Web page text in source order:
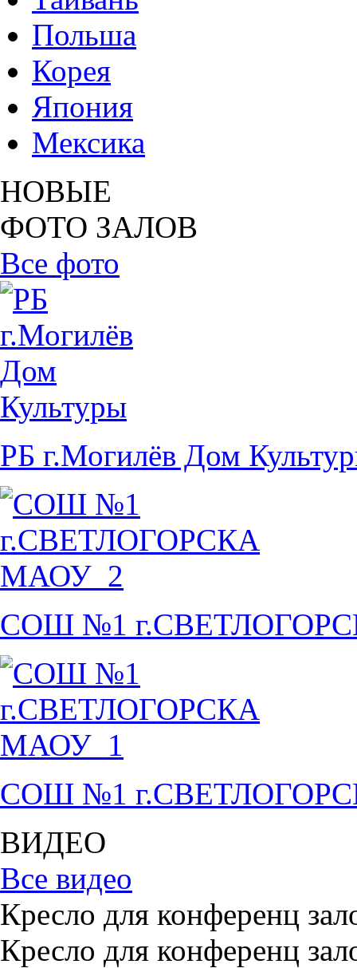
Польша
Корея
Япония
Мексика
НОВЫЕ
ФОТО ЗАЛОВ
Все фото
РБ г.Могилёв Дом
СОШ №1
СОШ №1
ВИДЕО
Все видео
Кресло для конференц
Кресло для конференц